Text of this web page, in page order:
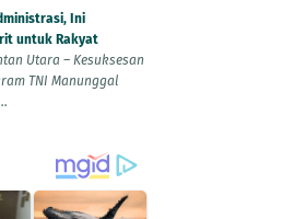
Ini
untuk Rakyat
Utara – Kesuksesan
TNI Manunggal